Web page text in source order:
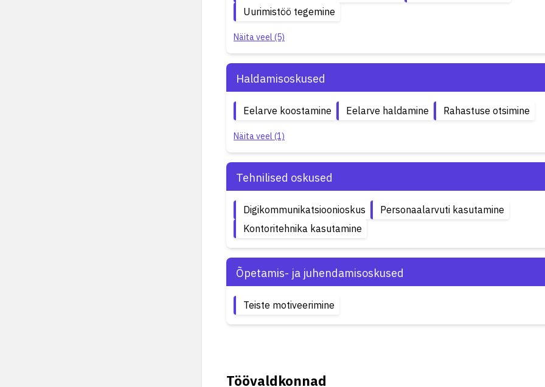
Uurimistöö tegemine
Näita veel (5)
Haldamisoskused
Eelarve koostamine Eelarve haldamine Rahastuse otsimine
Näita veel (1)
Tehnilised oskused
Digikommunikatsioonioskus
Personaalarvuti kasutamine
Kontoritehnika kasutamine
Õpetamis- ja juhendamisoskused
Teiste motiveerimine
Töövaldkonnad